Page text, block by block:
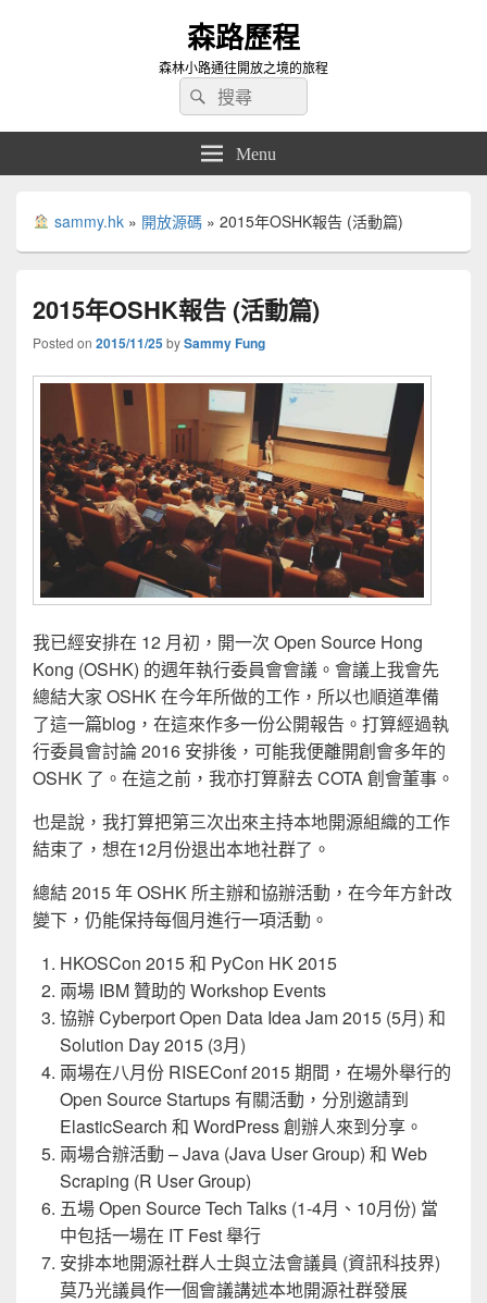
森路歷程
森林小路通往開放之境的旅程
Search
for:
Search
Menu
sammy.hk» 開放源碼» 2015年OSHK報告 (活動篇)
2015年OSHK報告 (活動篇)
Posted on 2015/11/25bySammy Fung
我已經安排在 12 月初，開一次 Open Source Hong
Kong (OSHK) 的週年執行委員會會議。會議上我會先
總結大家 OSHK 在今年所做的工作，所以也順道準備
了這一篇blog，在這來作多一份公開報告。打算經過執
行委員會討論 2016 安排後，可能我便離開創會多年的
OSHK 了。在這之前，我亦打算辭去 COTA 創會董事。
也是說，我打算把第三次出來主持本地開源組織的工作
結束了，想在12月份退出本地社群了。
總結 2015 年 OSHK 所主辦和協辦活動，在今年方針改
變下，仍能保持每個月進行一項活動。
HKOSCon 2015 和 PyCon HK 2015
兩場 IBM 贊助的 Workshop Events
協辦 Cyberport Open Data Idea Jam 2015 (5月) 和
Solution Day 2015 (3月)
兩場在八月份 RISEConf 2015 期間，在場外舉行的
Open Source Startups 有關活動，分別邀請到
ElasticSearch 和 WordPress 創辦人來到分享。
兩場合辦活動 – Java (Java User Group) 和 Web
Scraping (R User Group)
五場 Open Source Tech Talks (1-4月、10月份) 當
中包括一場在 IT Fest 舉行
安排本地開源社群人士與立法會議員 (資訊科技界)
莫乃光議員作一個會議講述本地開源社群發展